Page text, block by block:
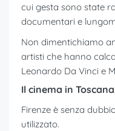
cui gesta sono state
documentari e
Non dimentichiamo
artisti che hanno
Leonardo Da Vinci e
Il cinema in
Firenze è senza
utilizzato.